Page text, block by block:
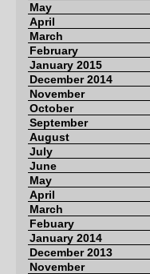
May
April
March
February
January 2015
December 2014
November
October
September
August
July
June
May
April
March
Febuary
January 2014
December 2013
November